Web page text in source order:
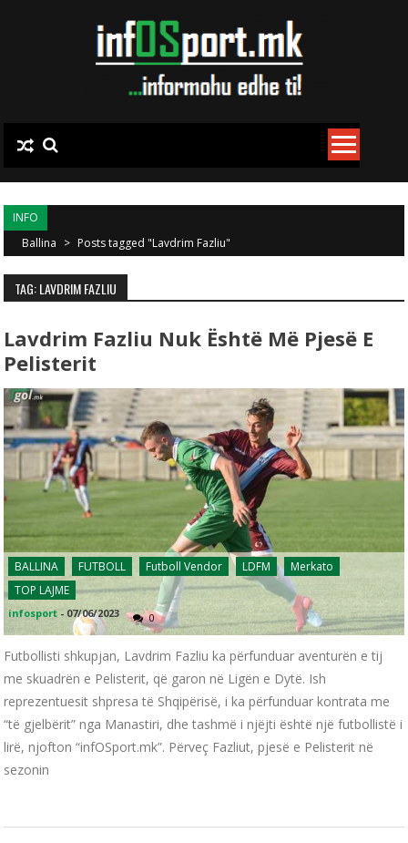
INFO
Ballina > Posts tagged "Lavdrim Fazliu"
TAG: LAVDRIM FAZLIU
Lavdrim Fazliu Nuk Është Më Pjesë E
Pelisterit
BALLINA FUTBOLL Futboll Vendor LDFM
Merkato
TOP LAJME
infosport - 07/06/2023 0
Futbollisti shkupjan, Lavdrim Fazliu ka përfunduar aventurën e tij
me skuadrën e Pelisterit, që garon në Ligën e Dytë. Ish
reprezentuesit shpresa të Shqipërisë, i ka përfunduar kontrata me
“të gjelbërit” nga Manastiri, dhe tashmë i njëjti është një futbollistë i
lirë, njofton “infOSport.mk”. Përveç Fazliut, pjesë e Pelisterit në
sezonin